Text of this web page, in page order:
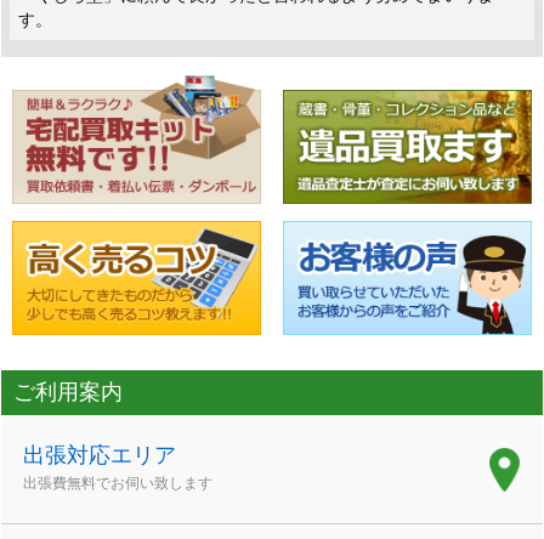
す。
ご利用案内
出張対応エリア
出張費無料でお伺い致します